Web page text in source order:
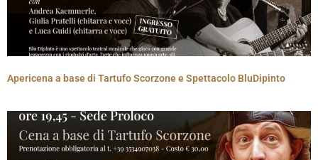
Apericena a base di Tartufo Scorzone e Spettacolo BluDipinto